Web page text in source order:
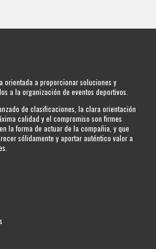
orientada a proporcionar soluciones y
a la organización de eventos deportivos.
de clasificaciones, la clara orientación
calidad y el compromiso son firmes
la forma de actuar de la compañia, y que
sólidamente y aportar auténtico valor a